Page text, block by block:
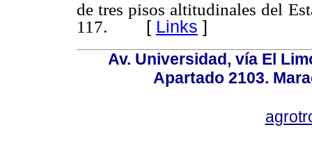
de tres pisos altitudinales del
117. [ Links ]
Av. Universidad, vía El
Apartado 2103.